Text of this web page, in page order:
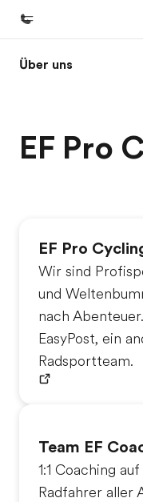
Home
Programme
Alle Programme ansehen
Über uns
Wer wir sind
Teil des Teams werden
Über uns
EF Pro
EF Pro
Wir sind
und
nach
EasyPost, ein
Radsportteam.
Team EF
1:1 Coaching
Radfahrer aller